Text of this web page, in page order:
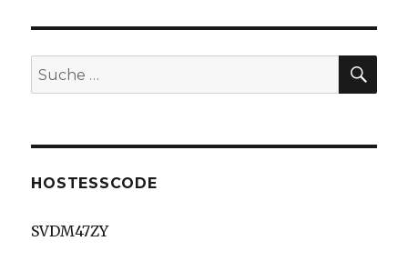
Suche
nach:
HOSTESSCODE
SVDM47ZY